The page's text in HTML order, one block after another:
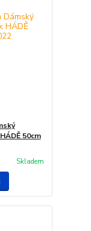
50cm
Skladem